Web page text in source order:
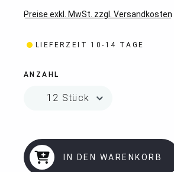
Preise exkl. MwSt. zzgl. Versandkosten
LIEFERZEIT 10-14 TAGE
ANZAHL
IN DEN WARENKORB